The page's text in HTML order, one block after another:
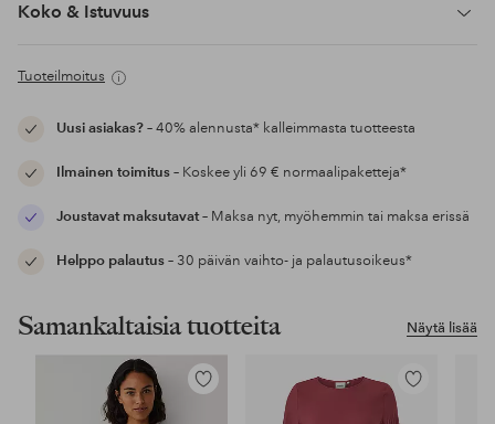
Koko & Istuvuus
Tuoteilmoitus
Uusi asiakas?– 40% alennusta* kalleimmasta tuotteesta
Ilmainen toimitus– Koskee yli 69 € normaalipaketteja*
Joustavat maksutavat– Maksa nyt, myöhemmin tai maksa erissä
Helppo palautus– 30 päivän vaihto- ja palautusoikeus*
Näytä lisää
Samankaltaisia tuotteita
Lisää
Lisää
suosikkeihin